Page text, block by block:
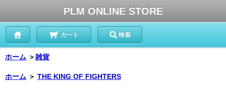
PLM ONLINE STORE
カート 検索
ホーム ＞雑貨
ホーム ＞ THE KING OF FIGHTERS